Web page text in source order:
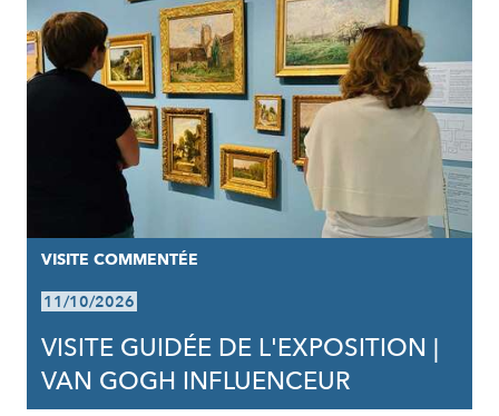
VISITE COMMENTÉE
11/10/2026
VISITE GUIDÉE DE L'EXPOSITION |
VAN GOGH INFLUENCEUR